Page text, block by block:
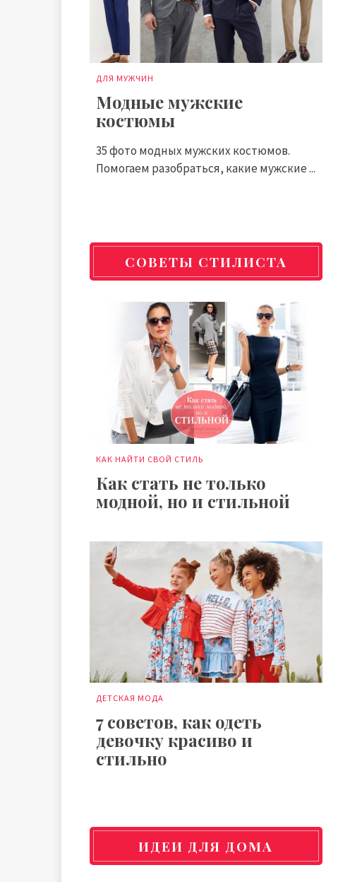
ДЛЯ МУЖЧИН
Модные мужские
костюмы
35 фото модных мужских костюмов.
Помогаем разобраться, какие мужские ...
СОВЕТЫ СТИЛИСТА
КАК НАЙТИ СВОЙ СТИЛЬ
Как стать не только
модной, но и стильной
ДЕТСКАЯ МОДА
7 советов, как одеть
девочку красиво и
стильно
ИДЕИ ДЛЯ ДОМА